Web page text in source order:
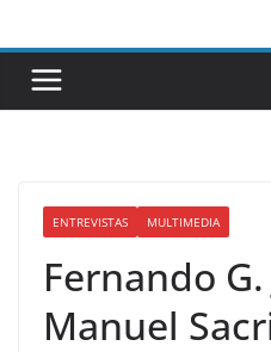
al
contenido
ENTREVISTAS MULTIMEDIA
Fernando
Manuel